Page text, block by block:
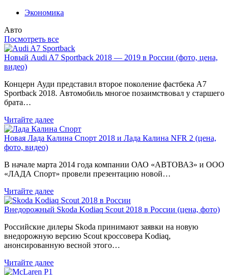
Экономика
Авто
Посмотреть все
Новый Audi A7 Sportback 2018 — 2019 в России (фото, цена,
видео)
Концерн Ауди представил второе поколение фастбека A7
Sportback 2018. Автомобиль многое позаимствовал у старшего
брата…
Читайте далее
Новая Лада Калина Спорт 2018 и Лада Калина NFR 2 (цена,
фото, видео)
В начале марта 2014 года компании ОАО «АВТОВАЗ» и ООО
«ЛАДА Спорт» провели презентацию новой…
Читайте далее
Внедорожный Skoda Kodiaq Scout 2018 в России (цена, фото)
Российские дилеры Skoda принимают заявки на новую
внедорожную версию Scout кроссовера Kodiaq,
анонсированную весной этого…
Читайте далее